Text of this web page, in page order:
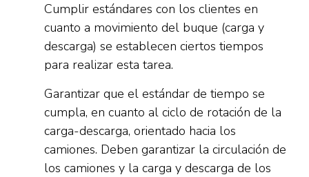
Cumplir estándares con los clientes en
cuanto a movimiento del buque (carga y
descarga) se establecen ciertos tiempos
para realizar esta tarea.
Garantizar que el estándar de tiempo se
cumpla, en cuanto al ciclo de rotación de la
carga-descarga, orientado hacia los
camiones. Deben garantizar la circulación de
los camiones y la carga y descarga de los